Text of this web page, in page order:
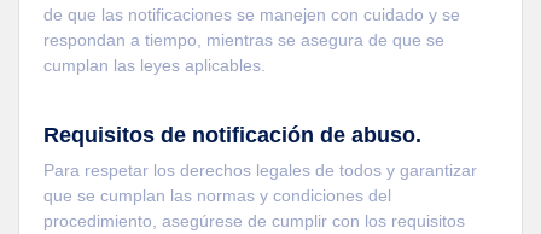
de que las notificaciones se manejen con cuidado y se
respondan a tiempo, mientras se asegura de que se
cumplan las leyes aplicables.
Requisitos de notificación de abuso.
Para respetar los derechos legales de todos y garantizar
que se cumplan las normas y condiciones del
procedimiento, asegúrese de cumplir con los requisitos